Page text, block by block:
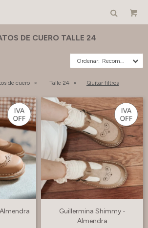
DE CUERO TALLE 24
Recomendados
de cuero Talle 24 Quitar filtros
Guillermina Shimmy -
Almendra